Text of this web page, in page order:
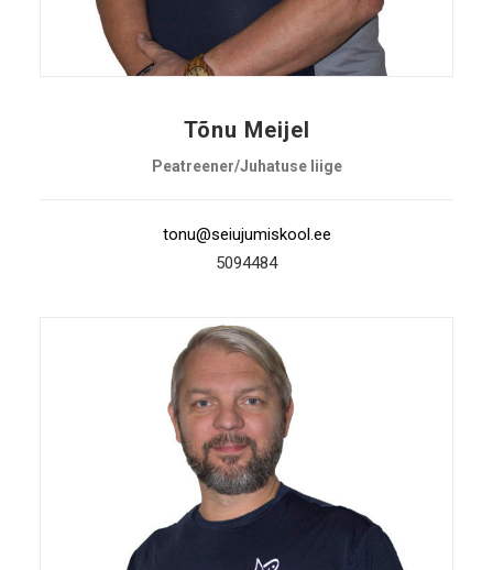
Tõnu Meijel
Peatreener/Juhatuse liige
tonu@seiujumiskool.ee
5094484